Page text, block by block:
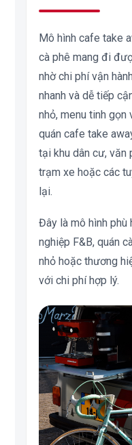
Mô hình cafe take
cà phê mang đi
nhờ chi phí vận
nhanh và dễ tiếp
nhỏ, menu tinh gọn
quán cafe take
tại khu dân cư, văn
trạm xe hoặc các
lại.
Đây là mô hình
nghiệp F&B, quán
nhỏ hoặc thương
với chi phí hợp lý.